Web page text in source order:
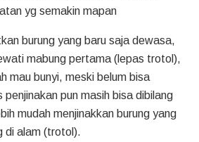
yg semakin mapan
burung yang baru saja dewasa,
mabung pertama (lepas trotol),
mau bunyi, meski belum bisa
pun masih bisa dibilang
mudah menjinakkan burung yang
di alam (trotol).